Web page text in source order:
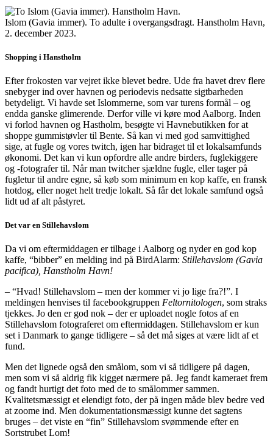
Islom (Gavia immer). To adulte i overgangsdragt. Hanstholm Havn,
2. december 2023.
Shopping i Hanstholm
Efter frokosten var vejret ikke blevet bedre. Ude fra havet drev flere
snebyger ind over havnen og periodevis nedsatte sigtbarheden
betydeligt. Vi havde set Islommerne, som var turens formål – og
endda ganske glimerende. Derfor ville vi køre mod Aalborg. Inden
vi forlod havnen og Hastholm, besøgte vi Havnebutikken for at
shoppe gummistøvler til Bente. Så kan vi med god samvittighed
sige, at fugle og vores twitch, igen har bidraget til et lokalsamfunds
økonomi. Det kan vi kun opfordre alle andre birders, fuglekiggere
og -fotografer til. Når man twitcher sjældne fugle, eller tager på
fugletur til andre egne, så køb som minimum en kop kaffe, en fransk
hotdog, eller noget helt tredje lokalt. Så får det lokale samfund også
lidt ud af alt påstyret.
Det var en Stillehavslom
Da vi om eftermiddagen er tilbage i Aalborg og nyder en god kop
kaffe, “bibber” en melding ind på BirdAlarm: Stillehavslom (Gavia
pacifica), Hanstholm Havn!
– “Hvad! Stillehavslom – men der kommer vi jo lige fra?!”. I
meldingen henvises til facebookgruppen Feltornitologen, som straks
tjekkes. Jo den er god nok – der er uploadet nogle fotos af en
Stillehavslom fotograferet om eftermiddagen. Stillehavslom er kun
set i Danmark to gange tidligere – så det må siges at være lidt af et
fund.
Men det lignede også den smålom, som vi så tidligere på dagen,
men som vi så aldrig fik kigget nærmere på. Jeg fandt kameraet frem
og fandt hurtigt det foto med de to smålommer sammen.
Kvalitetsmæssigt et elendigt foto, der på ingen måde blev bedre ved
at zoome ind. Men dokumentationsmæssigt kunne det sagtens
bruges – det viste en “fin” Stillehavslom svømmende efter en
Sortstrubet Lom!